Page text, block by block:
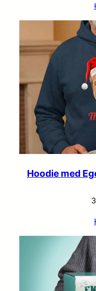
Hoodie med